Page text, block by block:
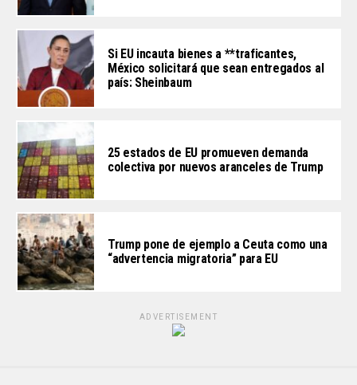
Si EU incauta bienes a **traficantes,
México solicitará que sean entregados al
país: Sheinbaum
25 estados de EU promueven demanda
colectiva por nuevos aranceles de Trump
Trump pone de ejemplo a Ceuta como una
“advertencia migratoria” para EU
ADVERTISEMENT